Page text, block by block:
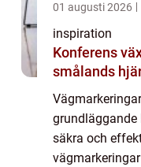
01 augusti 2026
inspiration
Konferens växjö därför väljer
smålands
säkra och